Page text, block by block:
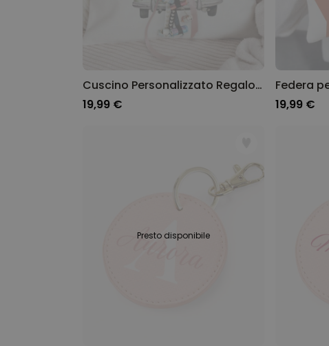
Cuscino Personalizzato Regalo di Denaro per un Matrimonio
19,99 €
19,99 €
Presto disponibile